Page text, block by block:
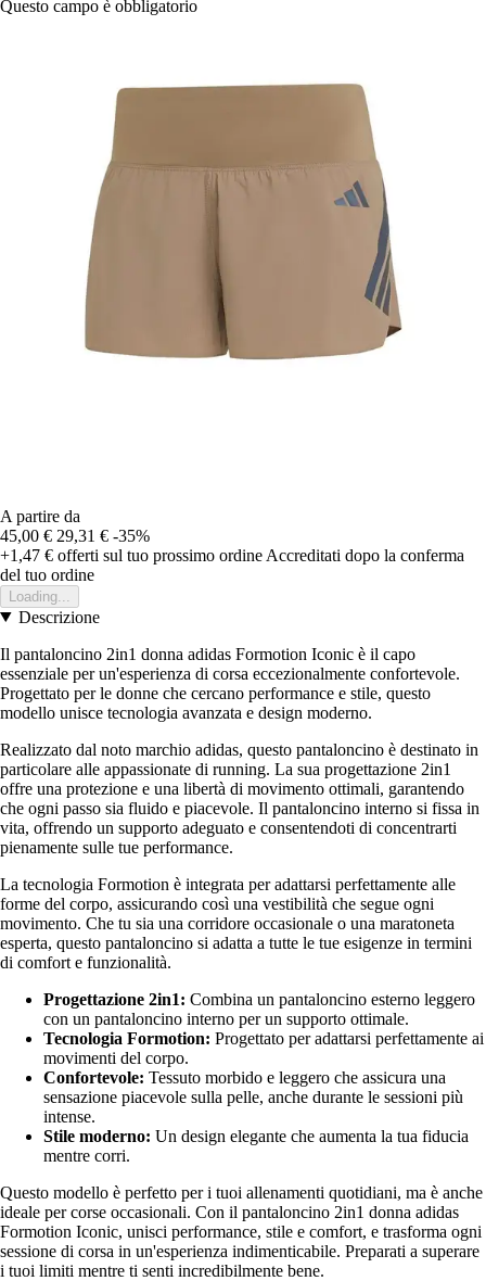
Questo campo è obbligatorio
A partire da
45,00 € 29,31 € -35%
+1,47 € offerti sul tuo prossimo ordine Accreditati dopo la conferma
del tuo ordine
Loading...
Descrizione
Il pantaloncino 2in1 donna adidas Formotion Iconic è il capo
essenziale per un'esperienza di corsa eccezionalmente confortevole.
Progettato per le donne che cercano performance e stile, questo
modello unisce tecnologia avanzata e design moderno.
Realizzato dal noto marchio adidas, questo pantaloncino è destinato in
particolare alle appassionate di running. La sua progettazione 2in1
offre una protezione e una libertà di movimento ottimali, garantendo
che ogni passo sia fluido e piacevole. Il pantaloncino interno si fissa in
vita, offrendo un supporto adeguato e consentendoti di concentrarti
pienamente sulle tue performance.
La tecnologia Formotion è integrata per adattarsi perfettamente alle
forme del corpo, assicurando così una vestibilità che segue ogni
movimento. Che tu sia una corridore occasionale o una maratoneta
esperta, questo pantaloncino si adatta a tutte le tue esigenze in termini
di comfort e funzionalità.
Progettazione 2in1: Combina un pantaloncino esterno leggero
con un pantaloncino interno per un supporto ottimale.
Tecnologia Formotion: Progettato per adattarsi perfettamente ai
movimenti del corpo.
Confortevole: Tessuto morbido e leggero che assicura una
sensazione piacevole sulla pelle, anche durante le sessioni più
intense.
Stile moderno: Un design elegante che aumenta la tua fiducia
mentre corri.
Questo modello è perfetto per i tuoi allenamenti quotidiani, ma è anche
ideale per corse occasionali. Con il pantaloncino 2in1 donna adidas
Formotion Iconic, unisci performance, stile e comfort, e trasforma ogni
sessione di corsa in un'esperienza indimenticabile. Preparati a superare
i tuoi limiti mentre ti senti incredibilmente bene.